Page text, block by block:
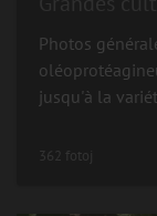
Photos
jusqu'à la
362 fotoj